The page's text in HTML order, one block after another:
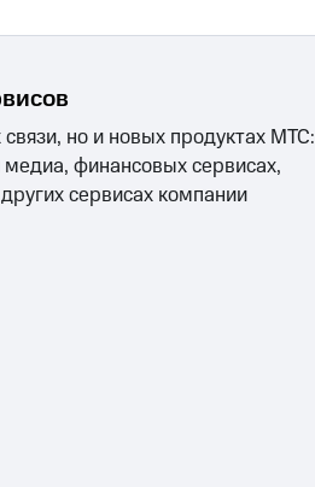
но и новых продуктах МТС:
финансовых сервисах,
сервисах компании